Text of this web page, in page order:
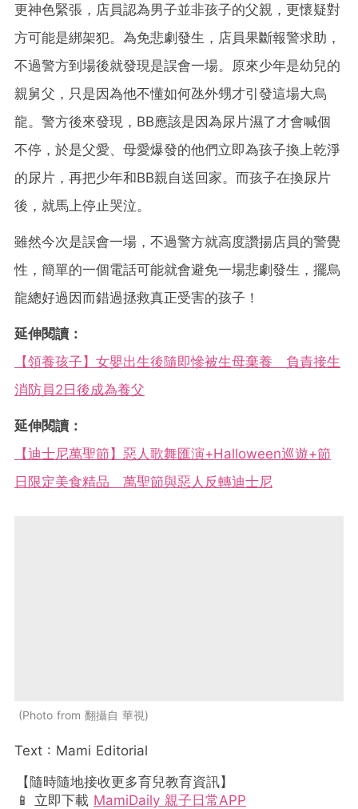
更神色緊張，店員認為男子並非孩子的父親，更懷疑對
方可能是綁架犯。為免悲劇發生，店員果斷報警求助，
不過警方到場後就發現是誤會一場。原來少年是幼兒的
親舅父，只是因為他不懂如何氹外甥才引發這場大烏
龍。警方後來發現，BB應該是因為尿片濕了才會喊個
不停，於是父愛、母愛爆發的他們立即為孩子換上乾淨
的尿片，再把少年和BB親自送回家。而孩子在換尿片
後，就馬上停止哭泣。
雖然今次是誤會一場，不過警方就高度讚揚店員的警覺
性，簡單的一個電話可能就會避免一場悲劇發生，擺烏
龍總好過因而錯過拯救真正受害的孩子！
延伸閱讀：
【領養孩子】女嬰出生後隨即慘被生母棄養 負責接生
消防員2日後成為養父
延伸閱讀：
【迪士尼萬聖節】惡人歌舞匯演+Halloween巡遊+節
日限定美食精品 萬聖節與惡人反轉迪士尼
Photo from 翻攝自 華視
Text : Mami Editorial
【隨時隨地接收更多育兒教育資訊】
📱 立即下載 MamiDaily 親子日常APP